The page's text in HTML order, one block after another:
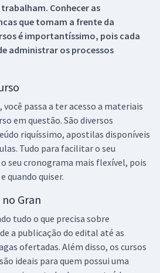
Conhecer as
que tomam a frente da
é importantíssimo, pois cada
administrar os processos
passa a ter acesso a materiais
em questão. São diversos
riquíssimo, apostilas disponíveis
Tudo para facilitar o seu
seu cronograma mais flexível, pois
quando quiser.
Gran
tudo o que precisa sobre
a publicação do edital até as
ofertadas. Além disso, os cursos
ideais para quem possui uma